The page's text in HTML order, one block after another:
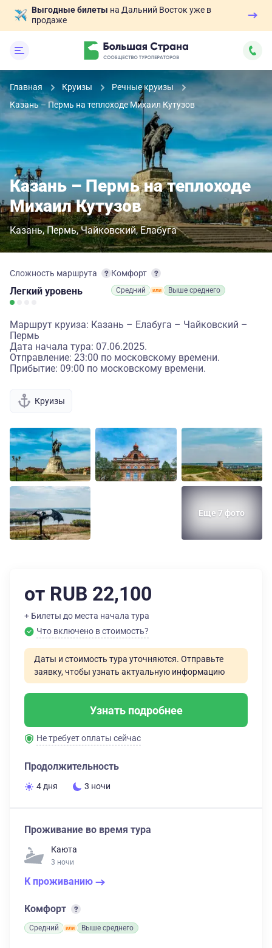
Выгодные билеты на Дальний Восток уже в
продаже
Главная Круизы
Речные круизы
Казань – Пермь на теплоходе Михаил Кутузов
Казань – Пермь на теплоходе
Михаил Кутузов
Казань Пермь Чайковский Елабуга
Сложность маршрута
Легкий уровень
Комфорт
Средний Выше среднего
Маршрут круиза: Казань – Елабуга – Чайковский –
Пермь
Дата начала тура: 07.06.2025.
Отправление: 23:00 по московскому времени.
Прибытие: 09:00 по московскому времени.
Круизы
Еще 7 фото
от RUB 22,100
+ Билеты до места начала тура
Что включено в стоимость?
Даты и стоимость тура уточняются. Отправьте
заявку, чтобы узнать актуальную информацию
Узнать подробнее
Не требует оплаты сейчас
Продолжительность
4 дня 3 ночи
Проживание во время тура
Каюта
3 ночи
К проживанию
Комфорт
Средний Выше среднего